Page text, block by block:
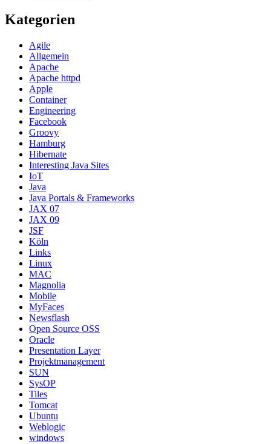
Kategorien
Agile
Allgemein
Apache
Apache httpd
Apple
Container
Engineering
Facebook
Groovy
Hamburg
Hibernate
Interesting Java Sites
IoT
Java
Java Portals & Frameworks
JAX 07
JAX 09
JSF
Köln
Links
Linux
MAC
Magnolia
Mobile
MyFaces
Newsflash
Open Source OSS
Oracle
Presentation Layer
Projektmanagement
SUN
SysOP
Tiles
Tomcat
Ubuntu
Weblogic
windows